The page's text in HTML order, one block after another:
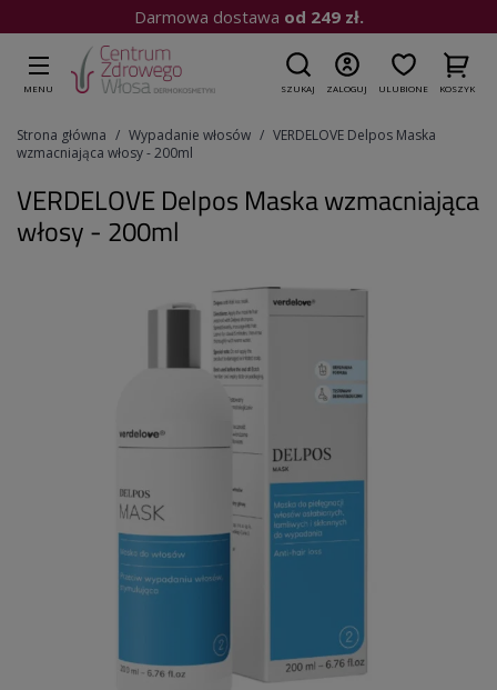
Kup do 15:00| Wysyłka dziś
MENU SZUKAJ ZALOGUJ ULUBIONE KOSZYK
Strona główna Wypadanie włosów
VERDELOVE Delpos Maska
wzmacniająca włosy - 200ml
VERDELOVE Delpos Maska wzmacniająca
włosy - 200ml